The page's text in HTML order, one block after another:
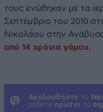
τους ενώθηκαν με τα
Σεπτέμβριο του 2010
Νικολάου στην
από 14 χρόνια γάμου.
Ακολουθήστε το
μάθετε πρώτοι τα